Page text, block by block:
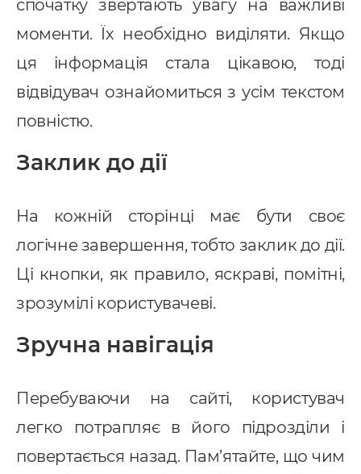
спочатку звертають увагу на важливі
моменти. Їх необхідно виділяти. Якщо
ця інформація стала цікавою, тоді
відвідувач ознайомиться з усім текстом
повністю.
Заклик до дії
На кожній сторінці має бути своє
логічне завершення, тобто заклик до дії.
Ці кнопки, як правило, яскраві, помітні,
зрозумілі користувачеві.
Зручна навігація
Перебуваючи на сайті, користувач
легко потрапляє в його підрозділи і
повертається назад. Пам’ятайте, що чим